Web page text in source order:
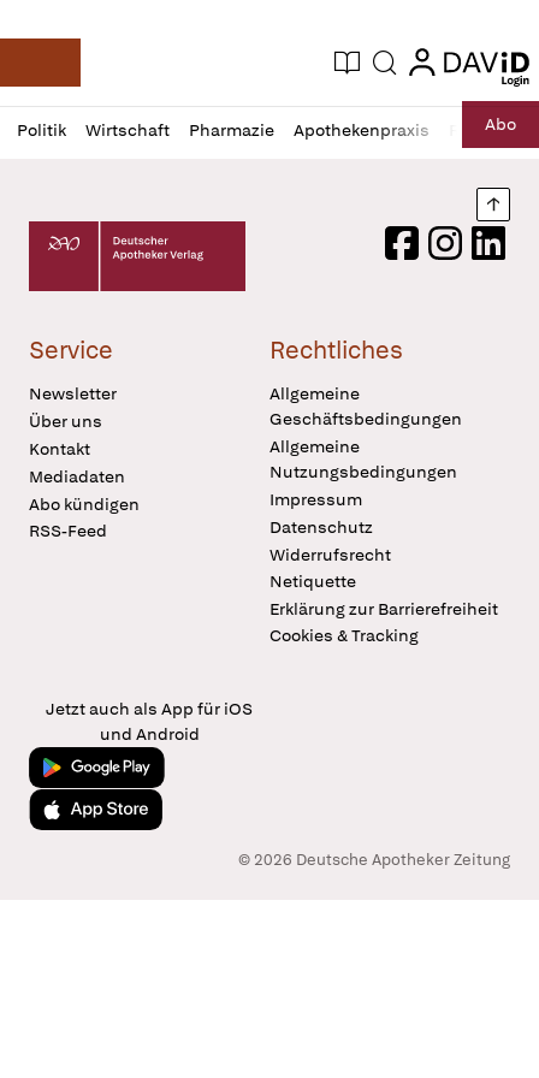
Deutsche Apotheker Zeitung
Aktuelle Ausgabe
Suche login
login
Politik Wirtschaft Pharmazie Apothekenpraxis RechtAbo
Profil
öffnen
Daz
Pur
Deutscher Apotheker Verlag Logo
FacebookInstagram
Service
Newsletter
Über uns
Kontakt
Mediadaten
Abo kündigen
RSS-Feed
Rechtliches
Allgemeine
Geschäftsbedingungen
Allgemeine
Nutzungsbedingungen
Impressum
Datenschutz
Widerrufsrecht
Netiquette
Erklärung zur Barrierefreiheit
Cookies & Tracking
Jetzt auch als App für iOS
und Android
Jetzt bei Google Play
Laden im App Store
© 2026 Deutsche Apotheker Zeitung